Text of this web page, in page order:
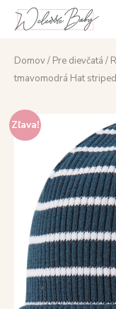
Domov/ Pre dievčatá /
tmavomodrá Hat
Zľava!